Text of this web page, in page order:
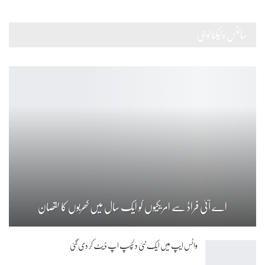
اے آئی فراڈ سے امریکیوں کو ایک سال میں کھربوں کا نقصان
واٹس ایپ میں ایک نئی دلچسپ اپ ڈیٹ کر دی گئی